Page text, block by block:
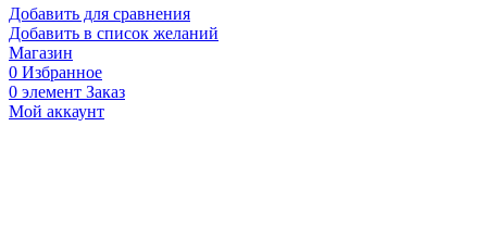
Добавить для сравнения
Добавить в список желаний
Магазин
0 Избранное
0 элемент Заказ
Мой аккаунт